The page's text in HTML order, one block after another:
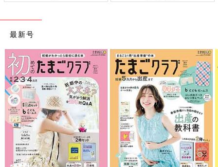
最新号